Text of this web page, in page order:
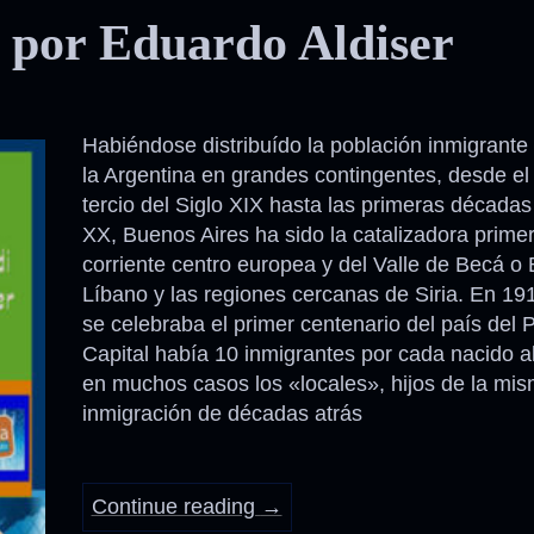
Eduardo Aldiser
Habiéndose distribuído la población inmigrante
la Argentina en grandes contingentes, desde
tercio del Siglo XIX hasta las primeras
XX, Buenos Aires ha sido la catalizadora
corriente centro europea y del Valle de Becá o
Líbano y las regiones cercanas de Siria. En
se celebraba el primer centenario del país del
Capital había 10 inmigrantes por cada nacido
en muchos casos los «locales», hijos de la
inmigración de décadas atrás
Continue reading →